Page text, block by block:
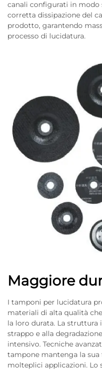
canali configurati in modo
corretta dissipazione del
prodotto, garantendo
processo di lucidatura.
Maggiore
I tamponi per lucidatura
materiali di alta qualità
la loro durata. La struttura
strappo e alla
intensivo. Tecniche
tampone mantenga la
molteplici applicazioni. Lo